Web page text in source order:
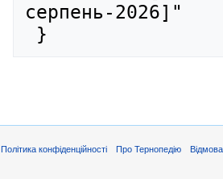
серпень-2026]"
Політика конфіденційності Про Тернопедію Відмова